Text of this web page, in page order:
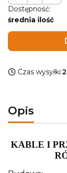
Dostępność:
średnia ilość
Czas wysyłki:
Opis
KABLE I